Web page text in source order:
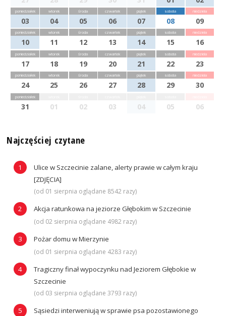
poniedziałek
03
wtorek
04
środa
05
czwartek
06
piątek
07
sobota
08
niedziela
09
poniedziałek
10
wtorek
11
środa
12
czwartek
13
piątek
14
sobota
15
niedziela
16
poniedziałek
17
wtorek
18
środa
19
czwartek
20
piątek
21
sobota
22
niedziela
23
poniedziałek
24
wtorek
25
środa
26
czwartek
27
piątek
28
sobota
29
niedziela
30
poniedziałek
31 01 02 03 04 05 06
Najczęściej czytane
Ulice w Szczecinie zalane, alerty prawie w całym kraju
[ZDJĘCIA]
(od 01 sierpnia oglądane 8542 razy)
Akcja ratunkowa na jeziorze Głębokim w Szczecinie
(od 02 sierpnia oglądane 4982 razy)
Pożar domu w Mierzynie
(od 01 sierpnia oglądane 4283 razy)
Tragiczny finał wypoczynku nad Jeziorem Głębokie w
Szczecinie
(od 03 sierpnia oglądane 3793 razy)
Sąsiedzi interweniują w sprawie psa pozostawionego